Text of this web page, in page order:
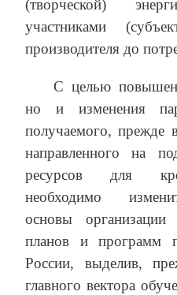
(творческой)
участниками
производителя до
С целью
но и изменения
получаемого, прежде
направленного на
ресурсов для
необходимо
основы организации
планов и программ
России, выделив,
главного вектора